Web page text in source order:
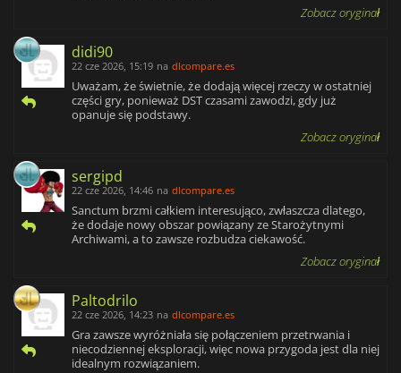
Zobacz oryginał
didi90
22 cze 2026, 15:19 na dlcompare.es
Uważam, że świetnie, że dodają więcej rzeczy w ostatniej
części gry, ponieważ DST czasami zawodzi, gdy już
opanuje się podstawy.
Zobacz oryginał
sergipd
22 cze 2026, 14:46 na dlcompare.es
Sanctum brzmi całkiem interesująco, zwłaszcza dlatego,
że dodaje nowy obszar powiązany ze Starożytnymi
Archiwami, a to zawsze rozbudza ciekawość.
Zobacz oryginał
Paltodrilo
22 cze 2026, 14:23 na dlcompare.es
Gra zawsze wyróżniała się połączeniem przetrwania i
niecodziennej eksploracji, więc nowa przygoda jest dla niej
idealnym rozwiązaniem.